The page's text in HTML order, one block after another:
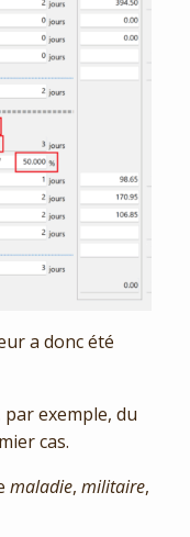
a donc été
exemple, du
cas.
maladie, militaire,